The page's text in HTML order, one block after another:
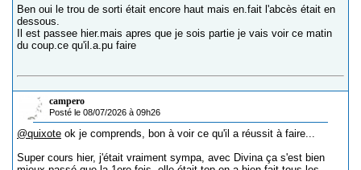
Ben oui le trou de sorti était encore haut mais en.fait l'abcès était en
dessous.
Il est passee hier.mais apres que je sois partie je vais voir ce matin
du coup.ce qu'il.a.pu faire
campero
Posté le 08/07/2026 à 09h26
@quixote ok je comprends, bon à voir ce qu'il a réussit à faire...
Super cours hier, j'était vraiment sympa, avec Divina ça s'est bien